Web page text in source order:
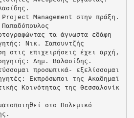
Management στην πράξη.
τα άγνωστα εδάφη
Νικ. Σαπουντζής
στις επιχειρήσεις έχει αρχή,
Δημ. Βαλασίδης.
προσωπικά- εξελίσσομαι
Εκπρόσωποι της Ακαδημαϊ
Κοινότητας της Θεσσαλονίκ
στο Πολεμικό